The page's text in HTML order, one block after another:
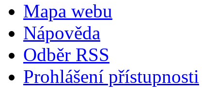
Mapa webu
Nápověda
Odběr RSS
Prohlášení přístupnosti